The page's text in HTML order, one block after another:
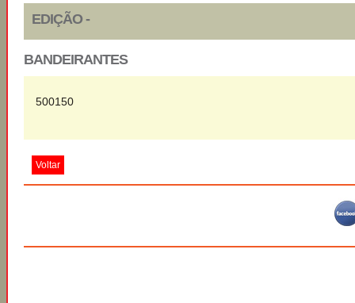
EDIÇÃO -
BANDEIRANTES
500150
Voltar